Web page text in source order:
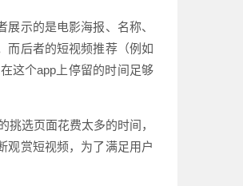
示的是电影海报、名称、
而后者的短视频推荐（例如
这个app上停留的时间足够
选页面花费太多的时间，
观赏短视频，为了满足用户